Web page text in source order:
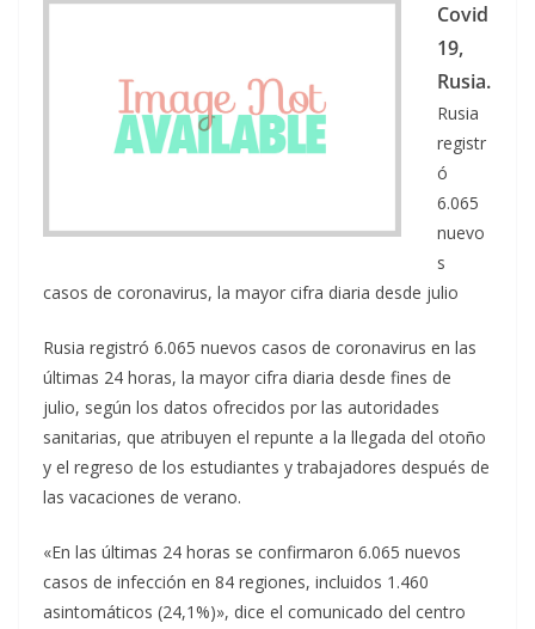
Covid
19,
Rusia.
Rusia
registr
ó
6.065
nuevo
s
casos de coronavirus, la mayor cifra diaria desde julio
Rusia registró 6.065 nuevos casos de coronavirus en las
últimas 24 horas, la mayor cifra diaria desde fines de
julio, según los datos ofrecidos por las autoridades
sanitarias, que atribuyen el repunte a la llegada del otoño
y el regreso de los estudiantes y trabajadores después de
las vacaciones de verano.
«En las últimas 24 horas se confirmaron 6.065 nuevos
casos de infección en 84 regiones, incluidos 1.460
asintomáticos (24,1%)», dice el comunicado del centro